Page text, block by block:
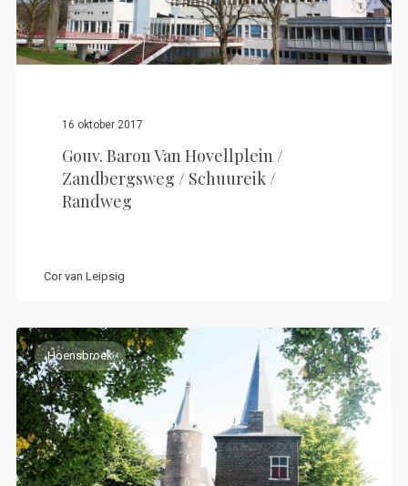
16 oktober 2017
Gouv. Baron Van Hovellplein /
Zandbergsweg / Schuureik /
Randweg
Cor van Leipsig
Hoensbroek